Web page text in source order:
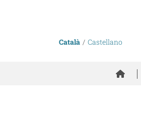
Català Castellano
Inici